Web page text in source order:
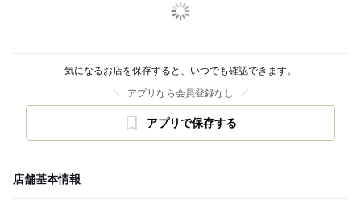
気になるお店を保存すると、いつでも確認できます。
アプリなら会員登録なし
アプリで保存する
店舗基本情報